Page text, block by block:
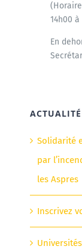
14h00 à
En
ACTUALITÉ
Solidarité
par
les Aspres
Inscrivez